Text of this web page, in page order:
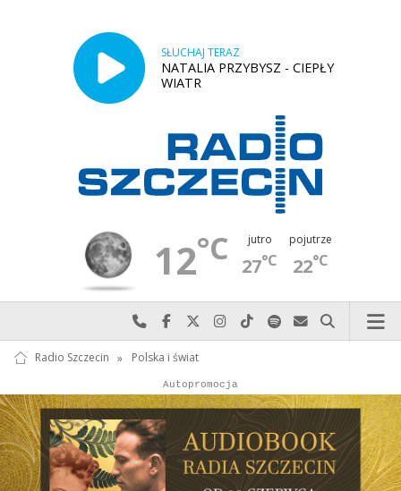
SŁUCHAJ TERAZ
NATALIA PRZYBYSZ - CIEPŁY
WIATR
12°C jutro
27°C
pojutrze
22°C
Najlepiej po prostu do nas zadzwoń
Odwiedź nas na Facebook-u
Odwiedź nas na X
Odwiedź nas na Instagram-ie
Odwiedź nas na TikTok-u
Szukaj nas na Spotify
Wyślij do nas
Szukaj
Radio Szczecin » Polska i świat
Reklama
Autopromocja